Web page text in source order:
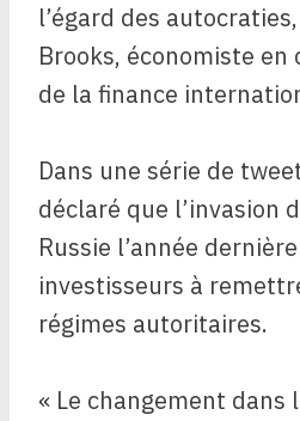
l’égard des
Brooks, économiste
de la finance
Dans une série de
déclaré que l’invasion
Russie l’année
investisseurs à
régimes autoritaires.
« Le changement dans